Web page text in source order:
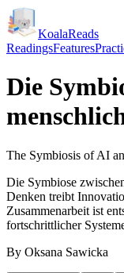
KoalaReads
ReadingsFeatures
Die
The Symbiosis of AI
Die Symbiose
Denken treibt
Zusammenarbeit ist
fortschrittlicher
By Oksana Sawicka